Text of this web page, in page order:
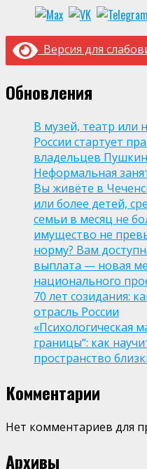
Версия для
Обновления
В музей, театр или
России стартует
владельцев
Неформальная
Вы живёте в
или более детей,
семьи в месяц не
имущество не
норму? Вам
выплата — новая
национального
70 лет созидания:
отрасль России
«Психологическая
границы“: как
пространство
Комментарии
Нет комментариев для
Архивы